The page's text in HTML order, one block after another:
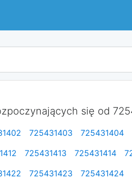
się od
725431403 725431404
725431413 725431414
725431423 725431424